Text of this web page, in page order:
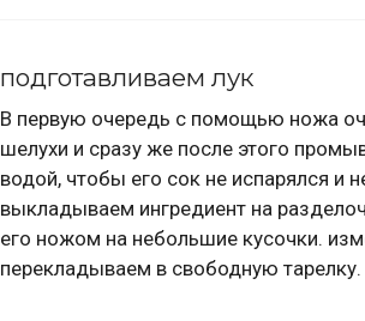
подготавливаем лук
В первую очередь с помощью ножа
шелухи и сразу же после этого
водой, чтобы его сок не испарялся и
выкладываем ингредиент на
его ножом на небольшие кусочки.
перекладываем в свободную тарелку.